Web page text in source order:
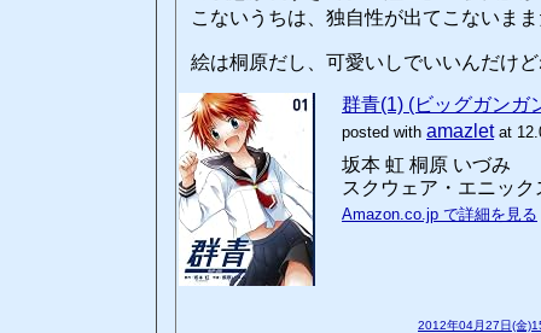
こないうちは、独自性が出てこないま
絵は桐原だし、可愛いしでいいんだけ
群青(1) (ビッグガンガ
posted with amazletat
坂本 虹 桐原 いづみ
スクウェア・エニッ
Amazon.co.jp で詳細を見る
2012年04月27日(金